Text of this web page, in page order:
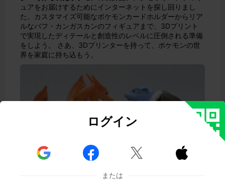
ュアをお届けするためにインターネットを探し回りまし
た。カスタマイズ可能なポケモンカードホルダーからリア
ルなバフ・カンガスカンのフィギュアまで、3Dプリント
で実現したディテールと創造性のレベルに圧倒される準備
をしよう。 さあ、3Dプリンターを持って、ポケモンの世
界を家庭に持ち込もう。
ログイン
  
または